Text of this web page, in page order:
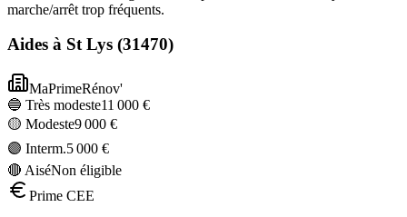
marche/arrêt trop fréquents.
Aides à St Lys (31470)
MaPrimeRénov'
🔵 Très modeste11 000 €
🟡 Modeste9 000 €
🟣 Interm.5 000 €
🔴 AiséNon éligible
Prime CEE